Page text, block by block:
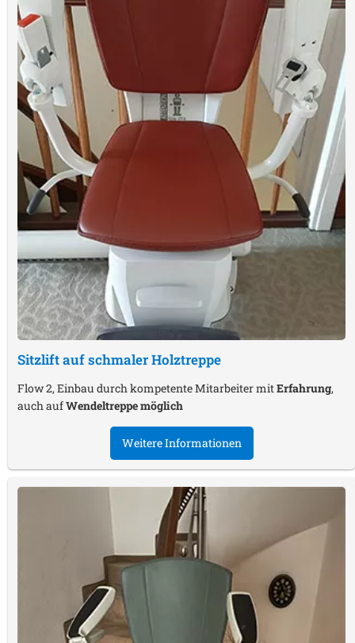
Sitzlift auf schmaler Holztreppe
Flow 2, Einbau durch kompetente Mitarbeiter mitErfahrung,
auch aufWendeltreppe möglich
Weitere Informationen